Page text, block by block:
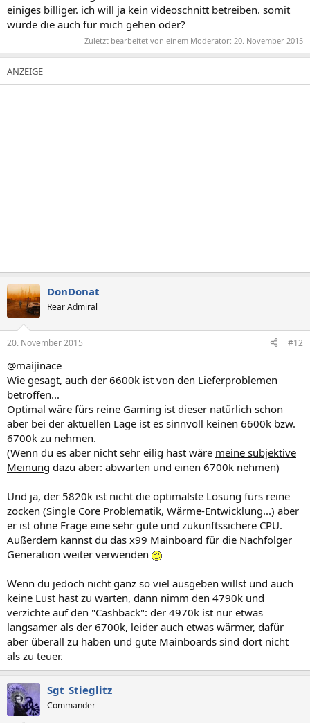
einiges billiger. ich will ja kein videoschnitt betreiben. somit
würde die auch für mich gehen oder?
Zuletzt bearbeitet von einem Moderator: 20. November 2015
DonDonat
Rear Admiral
20. November 2015 #12
@maijinace
Wie gesagt, auch der 6600k ist von den Lieferproblemen
betroffen...
Optimal wäre fürs reine Gaming ist dieser natürlich schon
aber bei der aktuellen Lage ist es sinnvoll keinen 6600k bzw.
6700k zu nehmen.
(Wenn du es aber nicht sehr eilig hast wäre meine subjektive
Meinung dazu aber: abwarten und einen 6700k nehmen)
Und ja, der 5820k ist nicht die optimalste Lösung fürs reine
zocken (Single Core Problematik, Wärme-Entwicklung...) aber
er ist ohne Frage eine sehr gute und zukunftssichere CPU.
Außerdem kannst du das x99 Mainboard für die Nachfolger
Generation weiter verwenden
Wenn du jedoch nicht ganz so viel ausgeben willst und auch
keine Lust hast zu warten, dann nimm den 4790k und
verzichte auf den "Cashback": der 4970k ist nur etwas
langsamer als der 6700k, leider auch etwas wärmer, dafür
aber überall zu haben und gute Mainboards sind dort nicht
als zu teuer.
Sgt_Stieglitz
Commander